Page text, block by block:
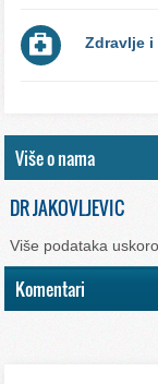
Zdravlje i
Više o nama
DR JAKOVLJEVIC
Više podataka uskoro
Komentari